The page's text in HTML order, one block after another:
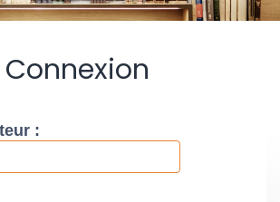
Connexion
: